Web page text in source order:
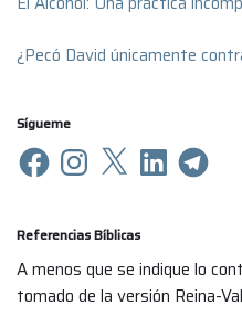
¿Pecó David únicamente
Sígueme
Referencias Bíblicas
A menos que se indique lo
tomado de la versión Reina-